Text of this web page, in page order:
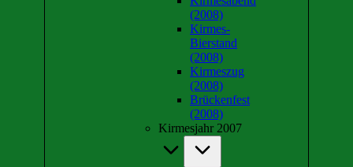
(2008)
Kirmes-
Bierstand
(2008)
Kirmeszug
(2008)
Brückenfest
(2008)
Kirmesjahr 2007